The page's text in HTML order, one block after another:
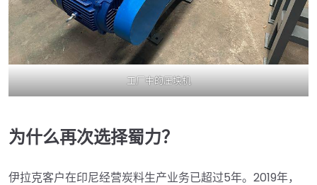
工厂中的压块机
为什么再次选择蜀力？
伊拉克客户在印尼经营炭料生产业务已超过5年。2019年，